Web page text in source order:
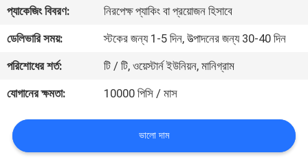
মান
নিয়ন্ত্রণ
সাথে
যোগাযোগ
করুন
প্যাকেজিং বিবরণ:
নিরপেক্ষ প্যাকিং বা প্রয়োজন হিসাবে
ডেলিভারি সময়:
স্টকের জন্য 1-5 দিন, উত্পাদনের জন্য 30-40 দিন
পরিশোধের শর্ত:
টি / টি, ওয়েস্টার্ন ইউনিয়ন, মানিগ্রাম
যোগানের ক্ষমতা:
10000 পিসি / মাস
ভালো দাম